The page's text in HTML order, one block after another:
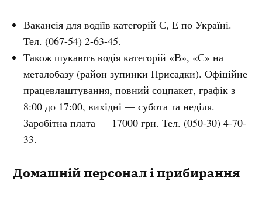
Вакансія для водіїв категорій С, Е по Україні.
Тел. (067-54) 2-63-45.
Також шукають водія категорій «В», «С» на
металобазу (район зупинки Присадки). Офіційне
працевлаштування, повний соцпакет, графік з
8:00 до 17:00, вихідні — субота та неділя.
Заробітна плата — 17000 грн. Тел. (050-30) 4-70-
33.
Домашній персонал і прибирання